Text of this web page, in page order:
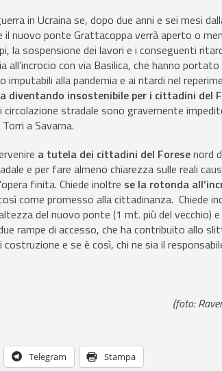
in Ucraina se, dopo due anni e sei mesi
il nuovo ponte Grattacoppa verrà aperto o
la sospensione dei lavori e i conseguenti
con via Basilica, che hanno portato
alla pandemia e ai ritardi nel
diventando insostenibile per i cittadini del
stradale sono gravemente
a Savarna.
a tutela dei cittadini del Foresenord
e per fare almeno chiarezza sulle reali
finita. Chiede inoltre se la rotonda
come promesso alla cittadinanza. Chiede
del nuovo ponte (1 mt. più del vecchio) e
rampe di accesso, che ha contribuito allo
e se è così, chi ne sia il
(foto:
Telegram Stampa